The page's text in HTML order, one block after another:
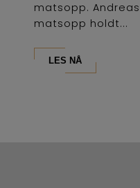
matsopp.
matsopp holdt...
LES NÅ